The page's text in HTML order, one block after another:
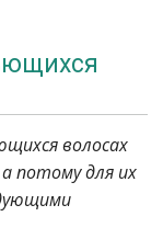
волосах
потому для их